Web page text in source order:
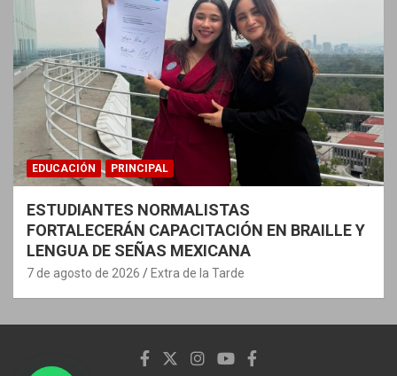
EDUCACIÓN PRINCIPAL
ESTUDIANTES NORMALISTAS
FORTALECERÁN CAPACITACIÓN EN BRAILLE Y
LENGUA DE SEÑAS MEXICANA
7 de agosto de 2026 Extra de la Tarde